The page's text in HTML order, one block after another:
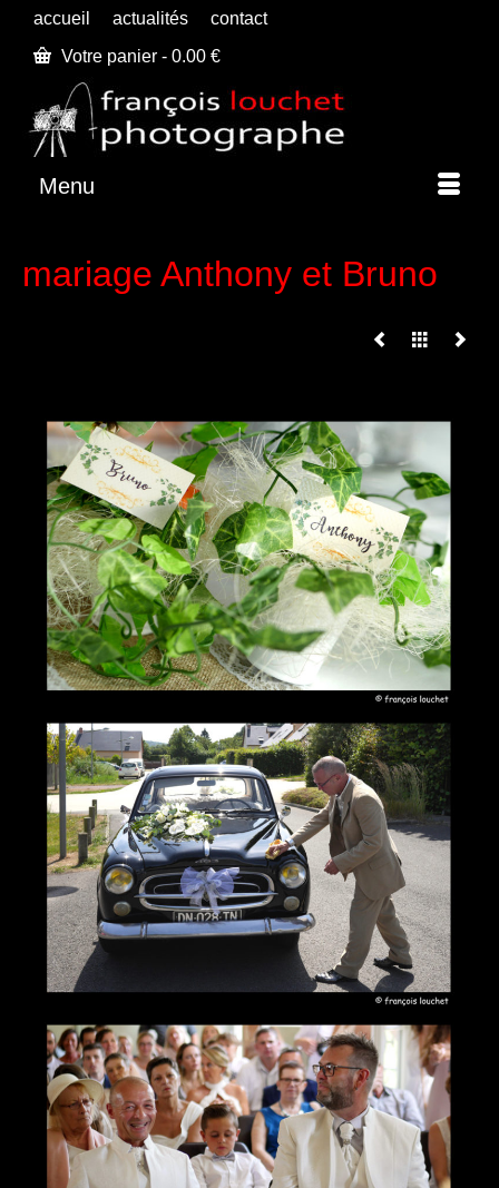
accueil actualités
contact
Votre panier - 0.00 €
Menu
mariage Anthony et Bruno